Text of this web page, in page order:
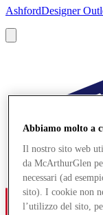
AshfordDesigner
Abbiamo molto a
Il nostro sito web
da McArthurGlen
necessari (ad
sito). I cookie non
l’utilizzo del sito,